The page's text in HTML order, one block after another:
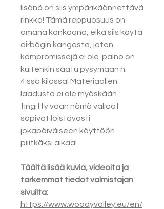
lisänä on siis ympärikäännettävä
rinkka! Tämä reppuosuus on
omana kankaana, eikä siis käytä
airbägin kangasta, joten
kompromissejä ei ole. paino on
kuitenkin saatu pysymään n.
4:ssä kilossa! Materiaalien
laadusta ei ole myöskään
tingitty vaan nämä valjaat
sopivat loistavasti
jokapäiväiseen käyttöön
piiitkäksi aikaa!
Täältä lisää kuvia, videoita ja
tarkemmat tiedot valmistajan
sivuilta:
https://www.woodyvalley.eu/en/